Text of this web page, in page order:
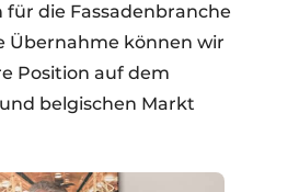
die Fassadenbranche
Übernahme können wir
Position auf dem
belgischen Markt